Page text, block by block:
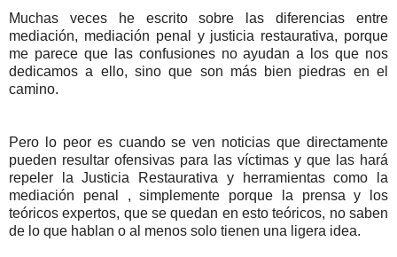
Muchas veces he escrito sobre las diferencias entre
mediación, mediación penal y justicia restaurativa, porque
me parece que las confusiones no ayudan a los que nos
dedicamos a ello, sino que son más bien piedras en el
camino.
Pero lo peor es cuando se ven noticias que directamente
pueden resultar ofensivas para las víctimas y que las hará
repeler la Justicia Restaurativa y herramientas como la
mediación penal , simplemente porque la prensa y los
teóricos expertos, que se quedan en esto teóricos, no saben
de lo que hablan o al menos solo tienen una ligera idea.